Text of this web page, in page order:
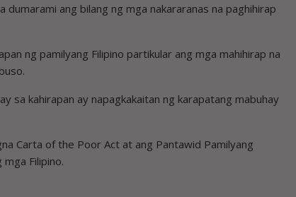
ang bilang ng mga nakararanas na paghihirap
ng pamilyang Filipino partikular ang mga mahihirap na
sa kahirapan ay napagkakaitan ng karapatang mabuhay
Carta of the Poor Act at ang Pantawid Pamilyang
Filipino.